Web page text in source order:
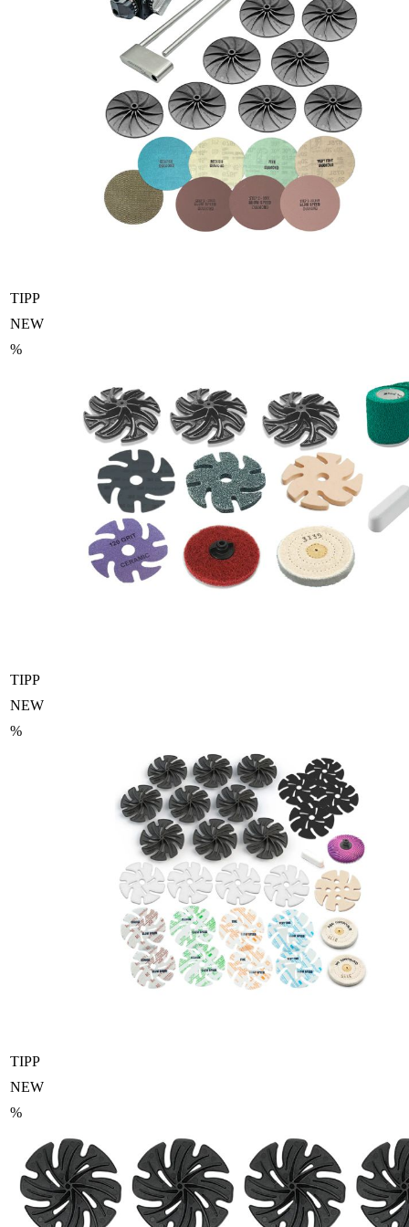
TIPP
NEW
%
TIPP
NEW
%
TIPP
NEW
%